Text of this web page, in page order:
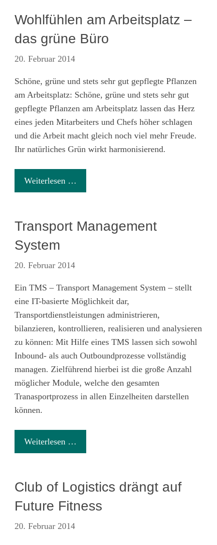
Wohlfühlen am Arbeitsplatz –
das grüne Büro
20. Februar 2014
Schöne, grüne und stets sehr gut gepflegte Pflanzen
am Arbeitsplatz: Schöne, grüne und stets sehr gut
gepflegte Pflanzen am Arbeitsplatz lassen das Herz
eines jeden Mitarbeiters und Chefs höher schlagen
und die Arbeit macht gleich noch viel mehr Freude.
Ihr natürliches Grün wirkt harmonisierend.
Weiterlesen …
Transport Management
System
20. Februar 2014
Ein TMS – Transport Management System – stellt
eine IT-basierte Möglichkeit dar,
Transportdienstleistungen administrieren,
bilanzieren, kontrollieren, realisieren und analysieren
zu können: Mit Hilfe eines TMS lassen sich sowohl
Inbound- als auch Outboundprozesse vollständig
managen. Zielführend hierbei ist die große Anzahl
möglicher Module, welche den gesamten
Tranasportprozess in allen Einzelheiten darstellen
können.
Weiterlesen …
Club of Logistics drängt auf
Future Fitness
20. Februar 2014